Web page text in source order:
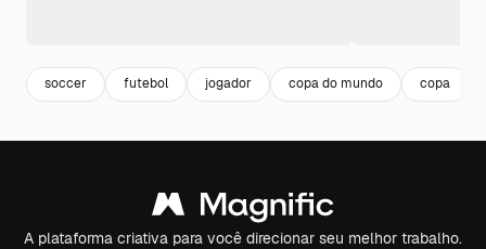
soccer futebol jogador copa do mundo copa
A plataforma criativa para você direcionar seu melhor trabalho.